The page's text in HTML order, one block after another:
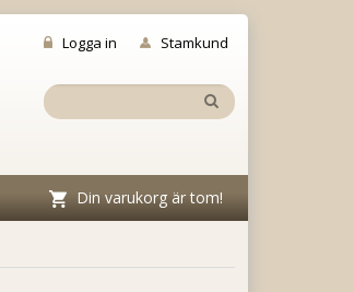
Logga in Stamkund
Din varukorg är tom!